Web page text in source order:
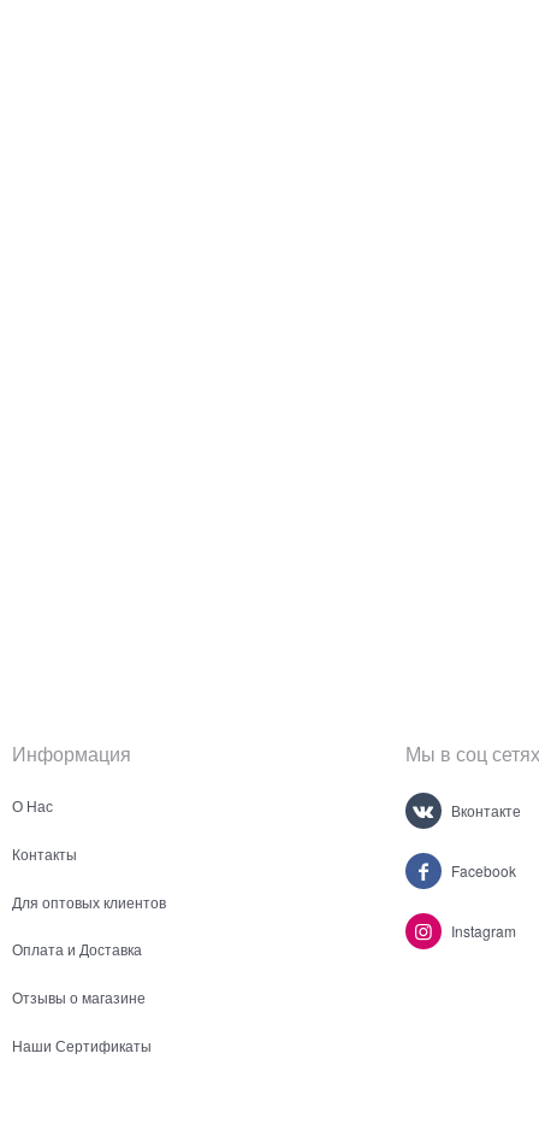
Информация
О Нас
Контакты
Для оптовых клиентов
Оплата и Доставка
Отзывы о магазине
Наши Сертификаты
Мы в соц сетях
Вконтакте
Facebook
Instagram